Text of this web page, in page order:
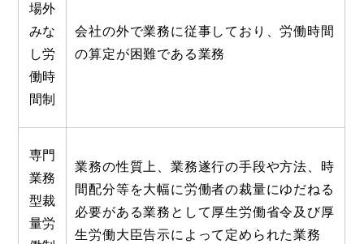
場外
みな
し労
働時
間制
会社の外で業務に従事しており、労働時間
の算定が困難である業務
専門
業務
型裁
量労
業務の性質上、業務遂行の手段や方法、時
間配分等を大幅に労働者の裁量にゆだねる
必要がある業務として厚生労働省令及び厚
生労働大臣告示によって定められた業務